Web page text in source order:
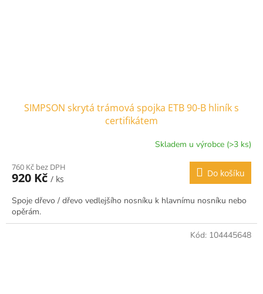
SIMPSON skrytá trámová spojka ETB 90-B hliník s
certifikátem
Skladem u výrobce (>3 ks)
760 Kč bez DPH
920 Kč / ks
Do košíku
Spoje dřevo / dřevo vedlejšího nosníku k hlavnímu nosníku nebo
opěrám.
Kód: 104445648